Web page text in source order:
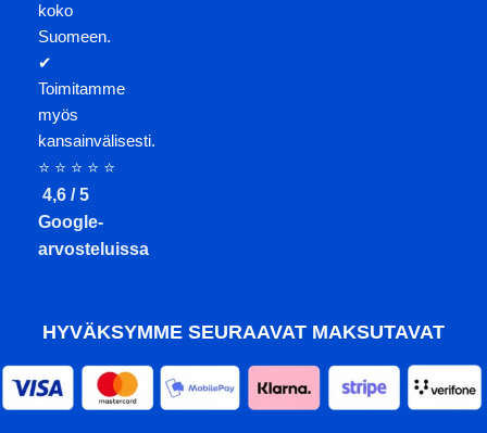
koko
Suomeen.
✔
Toimitamme
myös
kansainvälisesti.
⭐ ⭐ ⭐ ⭐ ⭐
4,6 / 5
Google-
arvosteluissa
HYVÄKSYMME SEURAAVAT MAKSUTAVAT